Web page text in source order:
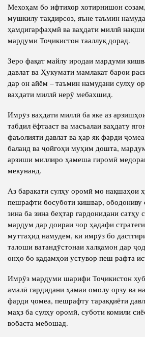
Мехоҳам бо ифтихор хотирнишон
мушкилу тақдирсоз, яъне таъмин
ҳамдигарфаҳмӣ ва ваҳдати миллӣ
мардуми Тоҷикистон тааллуқ дорад.
Зеро фақат майлу иродаи мардуми
давлат ва Ҳукумати мамлакат барои
дар он айём – таъмин намудани сулҳу
ваҳдати миллӣ нерӯ мебахшид.
Имрӯз ваҳдати миллӣ ба яке аз
табдил ёфтааст ва масъалаи ваҳдату
фаъолияти давлат ва ҳар як фарди
баланд ва ҷойгоҳи муҳим дошта,
арзиши миллиро ҳамеша гиромӣ
мекунанд.
Аз баракати сулҳу оромӣ мо нақшаҳои
пешрафти босуботи кишвар, ободониву
зина ба зина беҳтар гардонидани сатҳу
мардум дар доираи чор ҳадафи
муттаҳид намудем, ки имрӯз бо
талоши ватандӯстонаи халқамон дар
онҳо бо қадамҳои устувор пеш рафта
Имрӯз мардуми шарифи Тоҷикистон
амалӣ гардидани ҳамаи омолу орзу ва
фарди ҷомеа, пешрафту тараққиёти
маҳз ба сулҳу оромӣ, суботи комили
вобаста мебошад.